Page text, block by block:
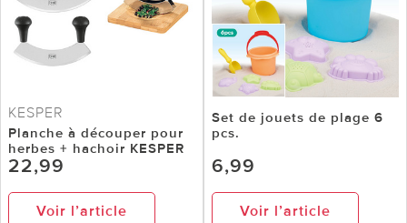
KESPER
Planche à découper pour
herbes + hachoir KESPER
22,99
Voir l’article
Set de jouets de plage 6
pcs.
6,99
Voir l’article